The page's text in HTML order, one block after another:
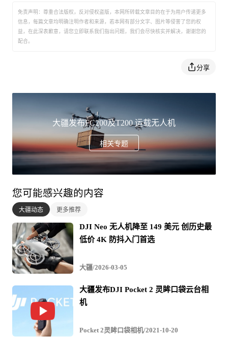
《无人机安全：加强创新滅少供应链风险》的公开信回应
此前在美国参议院听证会上对无人机技术安全的错误猜
次，6月24日DJI大疆创新发布了大政企版无人机系统（DJI
案，该系统完全无法访问互联网，只能在设备上存储信
息，专为全球政府机构的高安全性需求而设计。这意味着
使用该系统的政府雇员无论是有意还是无意，都无法操作
将无人机数据通过网络传输到外部。
据日经中文网此前报道称，，世界最大无人机制造商中国
大疆创新（DJI）将加强美国业务。除了商讨在美国新建无
人机组装工厂外，还将加强对政府机构等的推销。美国当
局的一部分担忧中国造无人机存在信息泄露风险，但大疆
在北美市场的份额被认为接近8成。该公司计划宣传本地化
生产和业绩，推动订单增加。
新建的工厂将利用位于加利福尼亚州的现有仓库，组装从
免责声明：尊重合法版权，反对侵权盗版，本网所转载文章目的在于为用户传递更多
信息，每篇文章均明确注明作者和来源，若本网有部分文字、图片等侵害了您的权
益，在此深表歉意，请您立即联系我们指出问题，我们会尽快核实并解决，谢谢您的
配合。
分享
大疆发布FC200及T200 运载无人机
相关专题
您可能感兴趣的内容
大疆动态 更多推荐
DJI Neo 无人机降至 149 美元 创历史最
低价 4K 防抖入门首选
大疆/2026-03-05
大疆发布DJI Pocket 2 灵眸口袋云台相
机
Pocket 2灵眸口袋相机/2021-10-20